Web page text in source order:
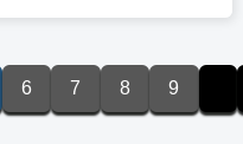
6 7 8 9